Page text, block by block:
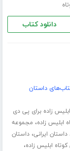
دانلود کتاب
داستان
زاده برای پی دی
ابلیس زاده، مجموعه
داستان ایرانی،داستان
کوتاه ابلیس زاده،